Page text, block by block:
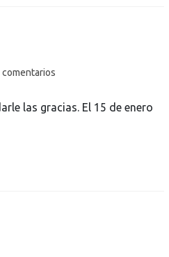
comentarios
las gracias. El 15 de enero